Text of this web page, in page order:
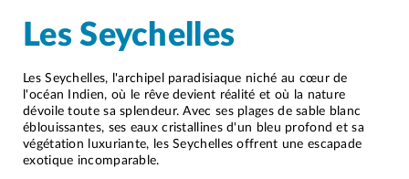
Les Seychelles
Les Seychelles, l'archipel paradisiaque niché au cœur de
l'océan Indien, où le rêve devient réalité et où la nature
dévoile toute sa splendeur. Avec ses plages de sable blanc
éblouissantes, ses eaux cristallines d'un bleu profond et sa
végétation luxuriante, les Seychelles offrent une escapade
exotique incomparable.